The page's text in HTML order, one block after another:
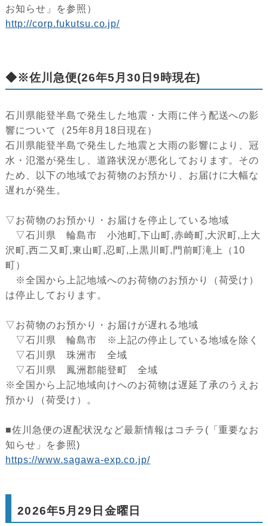
お知らせ」を参照）
http://corp.fukutsu.co.jp/
◆※佐川急便(26年5月30日9時現在)
石川県能登半島で発生した地震・大雨に伴う配送への影
響について（25年8月18日現在）
石川県能登半島で発生した地震と大雨の影響により、冠
水・氾濫が発生し、道路状況が悪化しております。その
ため、以下の地域でお荷物のお預かり、お届けに大幅な
遅れが発生。
▽お荷物のお預かり・お届けを停止している地域
▽石川県 輪島市 小池町,下山町,赤崎町,大沢町,上大
沢町,西二又町,東山町,忍町,上黒川町,門前町滝上（10
町）
※全国から上記地域へのお荷物のお預かり（荷受け）
は停止しております。
▽お荷物のお預かり・お届けが遅れる地域
▽石川県 輪島市 ※上記の停止している地域を除く
▽石川県 珠洲市 全域
▽石川県 鳳洲郡能登町 全域
※全国から上記地域向けへのお荷物は遅延了承のうえお
預かり（荷受け）。
■佐川急便の遅配状況など最新情報はコチラ(「重要なお
知らせ」を参照)
https://www.sagawa-exp.co.jp/
2026年5月29日金曜日